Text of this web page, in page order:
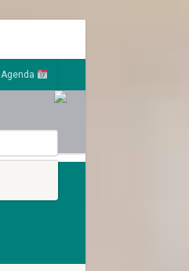
Agenda